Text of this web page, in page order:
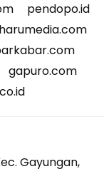
pendopo.id
gapuro.com
Gayungan,